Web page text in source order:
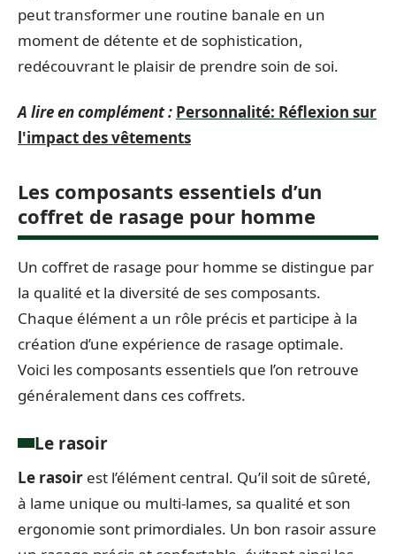
peut transformer une routine banale en un
moment de détente et de sophistication,
redécouvrant le plaisir de prendre soin de soi.
A lire en complément : Personnalité: Réflexion sur
l'impact des vêtements
Les composants essentiels d’un
coffret de rasage pour homme
Un coffret de rasage pour homme se distingue par
la qualité et la diversité de ses composants.
Chaque élément a un rôle précis et participe à la
création d’une expérience de rasage optimale.
Voici les composants essentiels que l’on retrouve
généralement dans ces coffrets.
Le rasoir
Le rasoir est l’élément central. Qu’il soit de sûreté,
à lame unique ou multi-lames, sa qualité et son
ergonomie sont primordiales. Un bon rasoir assure